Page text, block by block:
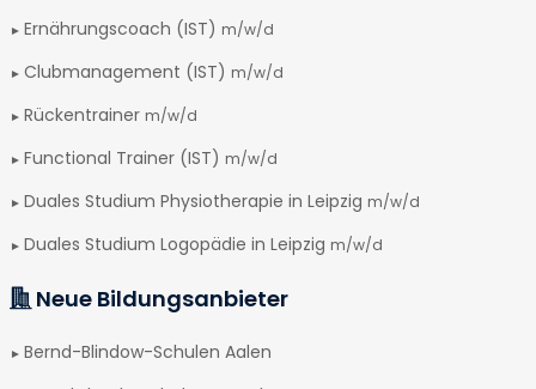
Ernährungscoach (IST) m/w/d
Clubmanagement (IST) m/w/d
Rückentrainer m/w/d
Functional Trainer (IST) m/w/d
Duales Studium Physiotherapie in Leipzig m/w/d
Duales Studium Logopädie in Leipzig m/w/d
Neue Bildungsanbieter
Bernd-Blindow-Schulen Aalen